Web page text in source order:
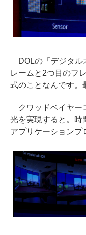
DOLの「デジタル
レームと2つ目のフ
式のことなんです。
クワッドベイヤー
光を実現すると。時
アプリケーションプ